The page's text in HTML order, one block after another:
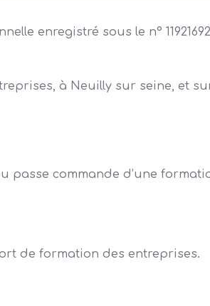
enregistré sous le n°
à Neuilly sur seine, et
passe commande d’une
de formation des entreprises.